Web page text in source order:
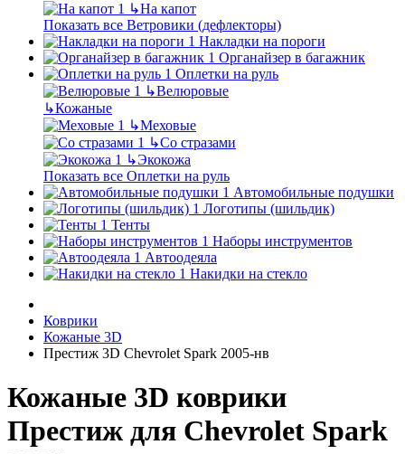
↳На капот
Показать все Ветровики (дефлекторы)
Накладки на пороги
Органайзер в багажник
Оплетки на руль
↳Велюровые
↳Кожаные
↳Меховые
↳Со стразами
↳Экокожа
Показать все Оплетки на руль
Автомобильные подушки
Логотипы (шильдик)
Тенты
Наборы инструментов
Автоодеяла
Накидки на стекло
Коврики
Кожаные 3D
Престиж 3D Chevrolet Spark 2005-нв
Кожаные 3D коврики
Престиж для Chevrolet Spark